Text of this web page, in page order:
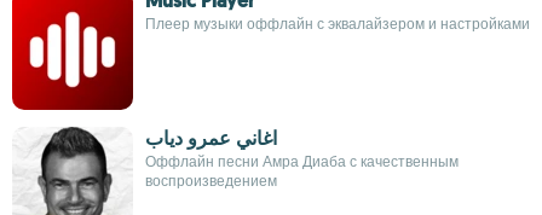
Плеер музыки оффлайн с эквалайзером и настройками
اغاني عمرو دياب
Оффлайн песни Амра Диаба с качественным
воспроизведением